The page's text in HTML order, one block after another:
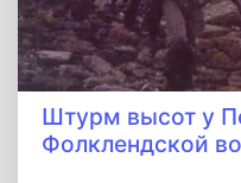
Штурм высот у
Фолклендской